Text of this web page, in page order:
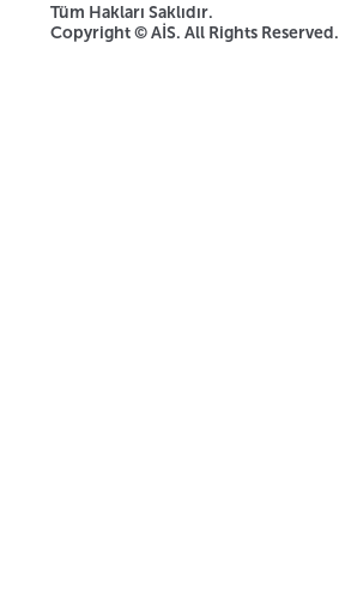
Tüm Hakları Saklıdır.
Copyright © AİS. All Rights Reserved.